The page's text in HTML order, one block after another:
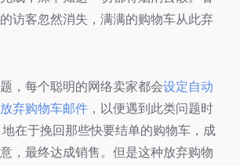
访客忽然消失，满满的购物车从此弃
，每个聪明的网络卖家都会设定自动
弃购物车邮件 ，以便遇到此类问题时
在于挽回那些快要结单的购物车，成
，最终达成销售。但是这种放弃购物